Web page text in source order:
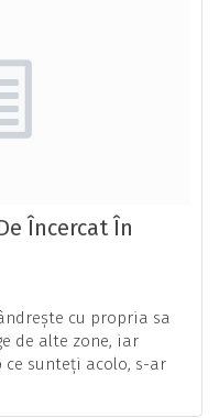
Încercat În
cu propria sa
de alte zone, iar
ce sunteți acolo, s-ar